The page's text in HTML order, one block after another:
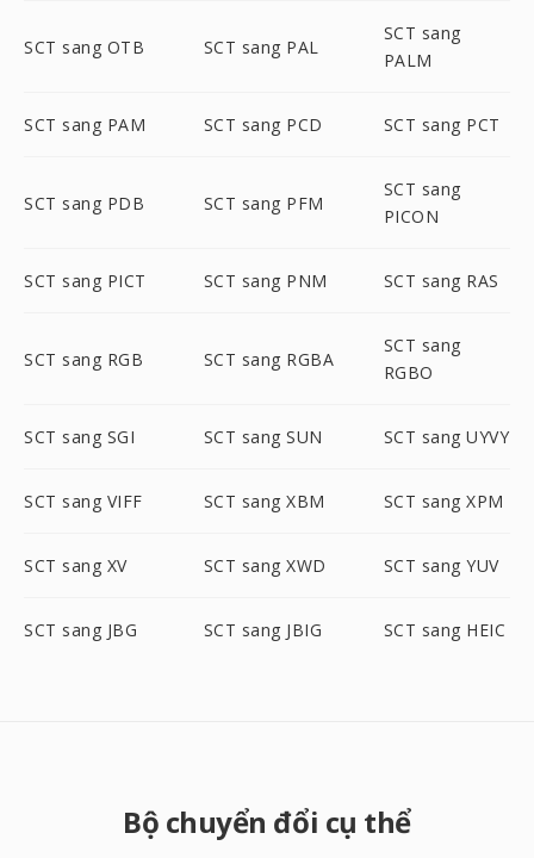
SCT sang OTB SCT sang PAL
SCT sang
PALM
SCT sang PAM SCT sang PCD SCT sang PCT
SCT sang PDB SCT sang PFM
SCT sang
PICON
SCT sang PICT SCT sang PNM SCT sang RAS
SCT sang RGB SCT sang RGBA
SCT sang
RGBO
SCT sang SGI SCT sang SUN SCT sang UYVY
SCT sang VIFF SCT sang XBM SCT sang XPM
SCT sang XV SCT sang XWD SCT sang YUV
SCT sang JBG SCT sang JBIG SCT sang HEIC
Bộ chuyển đổi cụ thể